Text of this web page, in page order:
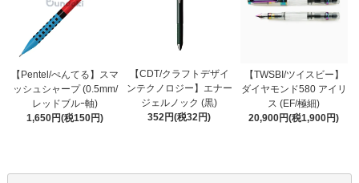
【Pentel/ぺんてる】スマ
ッシュシャープ (0.5mm/
レッドブルｰ軸)
1,650円(税150円)
【CDT/クラフトデザイ
ンテクノロジー】エナー
ジェルノック (黒)
352円(税32円)
【TWSBI/ツイスビー】
ダイヤモンド580 アイリ
ス (EF/極細)
20,900円(税1,900円)